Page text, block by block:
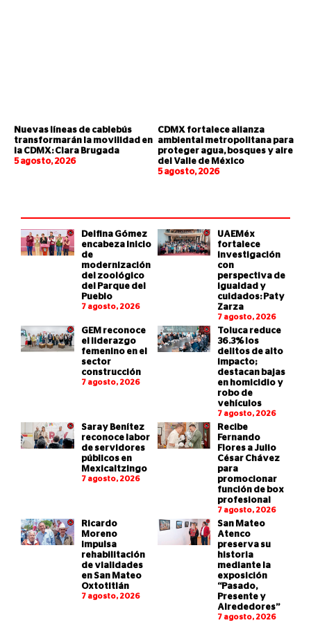
Nuevas líneas de cablebús
transformarán la movilidad en
la CDMX: Clara Brugada
5 agosto, 2026
CDMX fortalece alianza
ambiental metropolitana para
proteger agua, bosques y aire
del Valle de México
5 agosto, 2026
Delfina Gómez
encabeza inicio
de
modernización
del zoológico
del Parque del
Pueblo
7 agosto, 2026
UAEMéx
fortalece
investigación
con
perspectiva de
igualdad y
cuidados: Paty
Zarza
7 agosto, 2026
GEM reconoce
el liderazgo
femenino en el
sector
construcción
7 agosto, 2026
Toluca reduce
36.3% los
delitos de alto
impacto;
destacan bajas
en homicidio y
robo de
vehículos
7 agosto, 2026
Saray Benítez
reconoce labor
de servidores
públicos en
Mexicaltzingo
7 agosto, 2026
Recibe
Fernando
Flores a Julio
César Chávez
para
promocionar
función de box
profesional
7 agosto, 2026
Ricardo
Moreno
impulsa
rehabilitación
de vialidades
en San Mateo
Oxtotitlán
7 agosto, 2026
San Mateo
Atenco
preserva su
historia
mediante la
exposición
“Pasado,
Presente y
Alrededores”
7 agosto, 2026